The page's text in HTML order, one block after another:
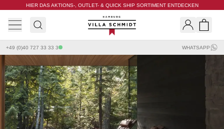
HIER DAS AKTIONS-, OUTLET- & QUICK SHIP SORTIMENT ENTDECKEN
Villa Schmidt
+49 (0)40 727 33 33 3 WHATSAPP